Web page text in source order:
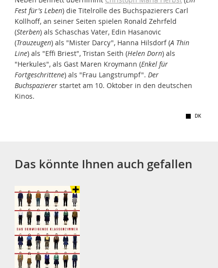
Fest für's Leben) die Titelrolle des Buchspazierers Carl
Kollhoff, an seiner Seiten spielen Ronald Zehrfeld
(Sterben) als Schaschas Vater, Edin Hasanovic
(Trauzeugen) als "Mister Darcy", Hanna Hilsdorf (A Thin
Line) als "Effi Briest", Tristan Seith (Helen Dorn) als
"Herkules", als Gast Maren Kroymann (Enkel für
Fortgeschrittene) als "Frau Langstrumpf". Der
Buchspazierer startet am 10. Oktober in den deutschen
Kinos.
DK
Das könnte Ihnen auch gefallen